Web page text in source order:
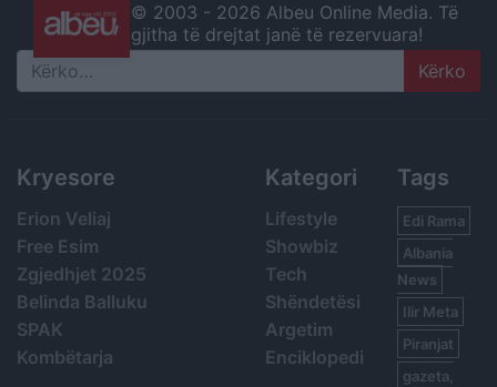
© 2003 - 2026 Albeu Online Media. Të
gjitha të drejtat janë të rezervuara!
Search
Kryesore
Erion Veliaj
Free Esim
Zgjedhjet 2025
Belinda Balluku
SPAK
Kombëtarja
Kategori
Lifestyle
Showbiz
Tech
Shëndetësi
Argetim
Enciklopedi
Tags
Edi Rama
Albania
News
Ilir Meta
Piranjat
gazeta,